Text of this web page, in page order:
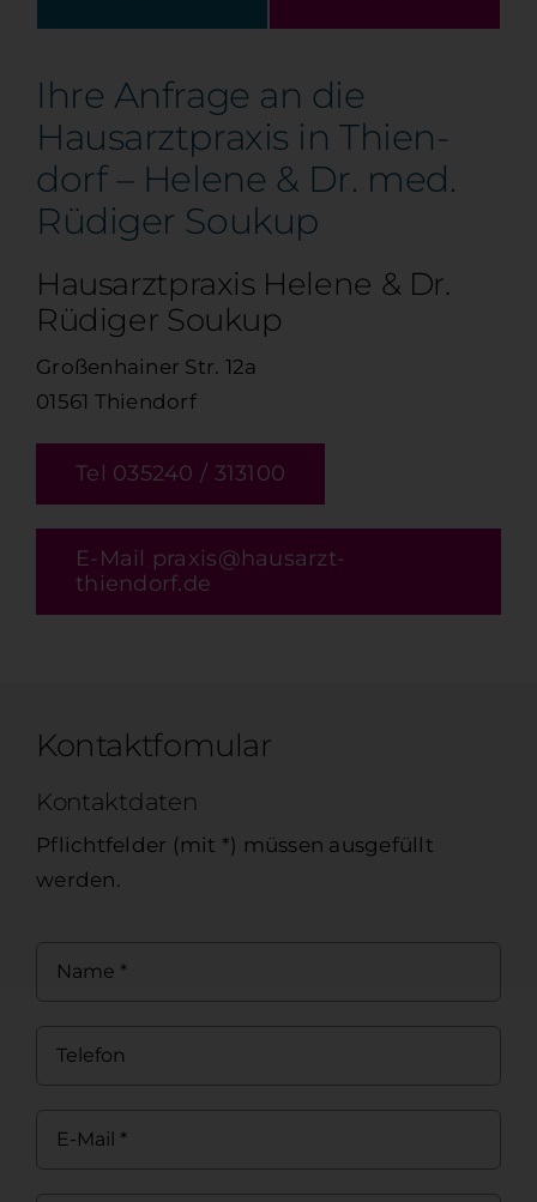
Ihre Anfrage an die
Hausarzt­praxis in Thien­
dorf – Helene & Dr. med.
Rüdiger Soukup
Hausarzt­praxis Helene & Dr.
Rüdiger Soukup
Großenhainer Str. 12a
01561 Thiendorf
Tel 035240 / 313100
E-Mail praxis@hausarzt-
thiendorf.de
Kontaktfomular
Kontaktdaten
Pflichtfelder (mit *) müssen ausgefüllt
werden.